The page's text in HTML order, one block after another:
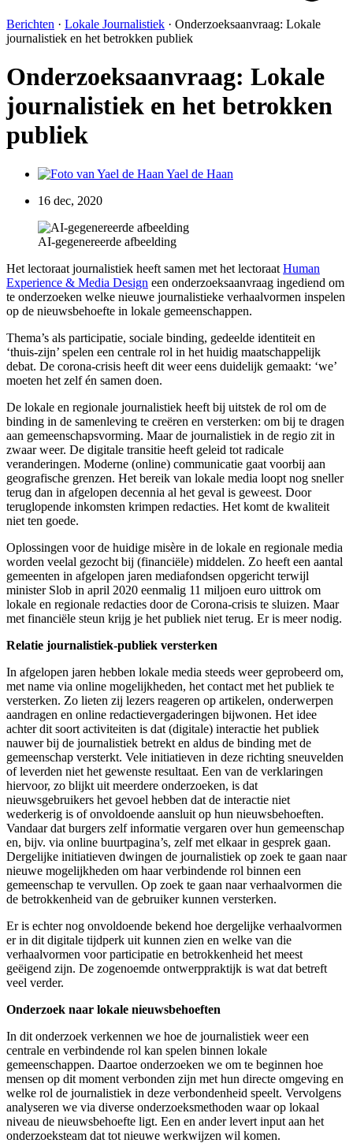
Berichten · Lokale Journalistiek · Onderzoeksaanvraag: Lokale
journalistiek en het betrokken publiek
Onderzoeksaanvraag: Lokale
journalistiek en het betrokken
publiek
Yael de Haan
16 dec, 2020
AI-gegenereerde afbeelding
Het lectoraat journalistiek heeft samen met het lectoraat Human
Experience & Media Design een onderzoeksaanvraag ingediend om
te onderzoeken welke nieuwe journalistieke verhaalvormen inspelen
op de nieuwsbehoefte in lokale gemeenschappen.
Thema’s als participatie, sociale binding, gedeelde identiteit en
‘thuis-zijn’ spelen een centrale rol in het huidig maatschappelijk
debat. De corona-crisis heeft dit weer eens duidelijk gemaakt: ‘we’
moeten het zelf én samen doen.
De lokale en regionale journalistiek heeft bij uitstek de rol om de
binding in de samenleving te creëren en versterken: om bij te dragen
aan gemeenschapsvorming. Maar de journalistiek in de regio zit in
zwaar weer. De digitale transitie heeft geleid tot radicale
veranderingen. Moderne (online) communicatie gaat voorbij aan
geografische grenzen. Het bereik van lokale media loopt nog sneller
terug dan in afgelopen decennia al het geval is geweest. Door
teruglopende inkomsten krimpen redacties. Het komt de kwaliteit
niet ten goede.
Oplossingen voor de huidige misère in de lokale en regionale media
worden veelal gezocht bij (financiële) middelen. Zo heeft een aantal
gemeenten in afgelopen jaren mediafondsen opgericht terwijl
minister Slob in april 2020 eenmalig 11 miljoen euro uittrok om
lokale en regionale redacties door de Corona-crisis te sluizen. Maar
met financiële steun krijg je het publiek niet terug. Er is meer nodig.
Relatie journalistiek-publiek versterken
In afgelopen jaren hebben lokale media steeds weer geprobeerd om,
met name via online mogelijkheden, het contact met het publiek te
versterken. Zo lieten zij lezers reageren op artikelen, onderwerpen
aandragen en online redactievergaderingen bijwonen. Het idee
achter dit soort activiteiten is dat (digitale) interactie het publiek
nauwer bij de journalistiek betrekt en aldus de binding met de
gemeenschap versterkt. Vele initiatieven in deze richting sneuvelden
of leverden niet het gewenste resultaat. Een van de verklaringen
hiervoor, zo blijkt uit meerdere onderzoeken, is dat
nieuwsgebruikers het gevoel hebben dat de interactie niet
wederkerig is of onvoldoende aansluit op hun nieuwsbehoeften.
Vandaar dat burgers zelf informatie vergaren over hun gemeenschap
en, bijv. via online buurtpagina’s, zelf met elkaar in gesprek gaan.
Dergelijke initiatieven dwingen de journalistiek op zoek te gaan naar
nieuwe mogelijkheden om haar verbindende rol binnen een
gemeenschap te vervullen. Op zoek te gaan naar verhaalvormen die
de betrokkenheid van de gebruiker kunnen versterken.
Er is echter nog onvoldoende bekend hoe dergelijke verhaalvormen
er in dit digitale tijdperk uit kunnen zien en welke van die
verhaalvormen voor participatie en betrokkenheid het meest
geëigend zijn. De zogenoemde ontwerppraktijk is wat dat betreft
veel verder.
Onderzoek naar lokale nieuwsbehoeften
In dit onderzoek verkennen we hoe de journalistiek weer een
centrale en verbindende rol kan spelen binnen lokale
gemeenschappen. Daartoe onderzoeken we om te beginnen hoe
mensen op dit moment verbonden zijn met hun directe omgeving en
welke rol de journalistiek in deze verbondenheid speelt. Vervolgens
analyseren we via diverse onderzoeksmethoden waar op lokaal
niveau de nieuwsbehoefte ligt. Een en ander levert input aan het
onderzoeksteam dat tot nieuwe werkwijzen wil komen.